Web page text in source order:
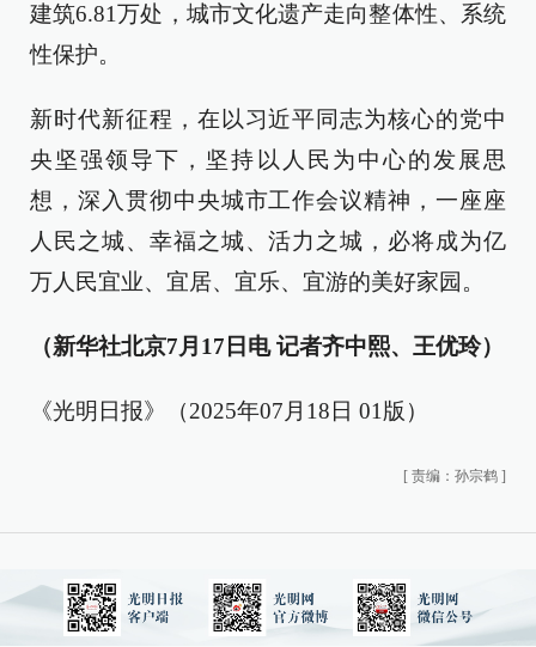
建筑6.81万处，城市文化遗产走向整体性、系统
性保护。
新时代新征程，在以习近平同志为核心的党中
央坚强领导下，坚持以人民为中心的发展思
想，深入贯彻中央城市工作会议精神，一座座
人民之城、幸福之城、活力之城，必将成为亿
万人民宜业、宜居、宜乐、宜游的美好家园。
（新华社北京7月17日电 记者齐中熙、王优玲）
《光明日报》（2025年07月18日 01版）
[ 责编：孙宗鹤 ]